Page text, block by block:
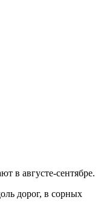
в августе-сентябре.
дорог, в сорных